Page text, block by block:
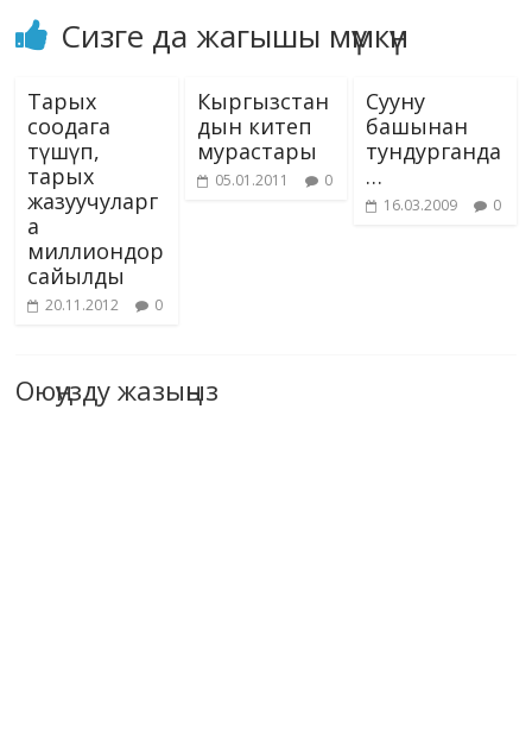
Сизге да жагышы мүмкүн
Тарых
соодага
түшүп,
тарых
жазуучуларг
а
миллиондор
сайылды
20.11.2012 0
Кыргызстан
дын китеп
мурастары
05.01.2011 0
Сууну
башынан
тундурганда
…
16.03.2009 0
Оюңузду жазыңыз